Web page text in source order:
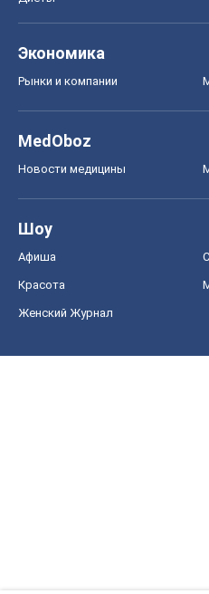
Экономика
Рынки и компании
MedOboz
Новости медицины
Шоу
Афиша
Красота
Женский Журнал